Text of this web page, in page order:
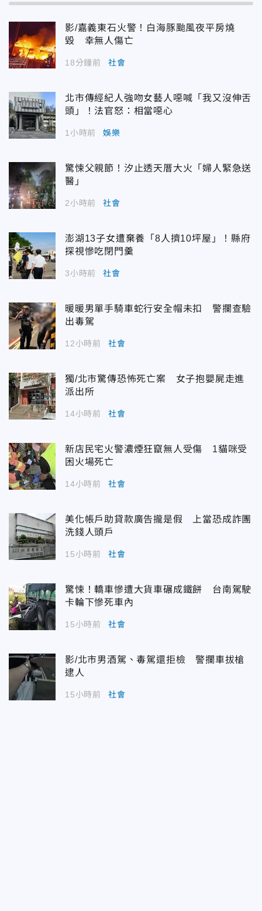
影/嘉義東石火警！白海豚颱風夜平房燒
毀 幸無人傷亡
18分鐘前 社會
北市傳經紀人強吻女藝人噁喊「我又沒伸舌
頭」！法官怒：相當噁心
1小時前 娛樂
驚悚父親節！汐止透天厝大火「婦人緊急送
醫」
2小時前 社會
澎湖13子女遭棄養「8人擠10坪屋」！縣府
探視慘吃閉門羹
3小時前 社會
暖暖男單手騎車蛇行安全帽未扣 警攔查驗
出毒駕
12小時前 社會
獨/北市驚傳恐怖死亡案 女子抱嬰屍走進
派出所
14小時前 社會
新店民宅火警濃煙狂竄無人受傷 1貓咪受
困火場死亡
14小時前 社會
美化帳戶助貸款廣告攏是假 上當恐成詐團
洗錢人頭戶
15小時前 社會
驚悚！轎車慘遭大貨車碾成鐵餅 台南駕駛
卡輪下慘死車內
15小時前 社會
影/北市男酒駕、毒駕還拒檢 警攔車拔槍
逮人
15小時前 社會